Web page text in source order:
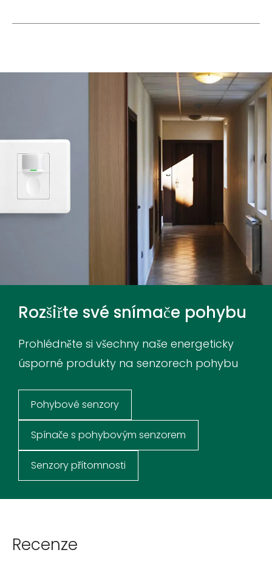
Rozšiřte své snímače pohybu
Prohlédněte si všechny naše energeticky
úsporné produkty na senzorech pohybu
Pohybové senzory
Spínače s pohybovým senzorem
Senzory přítomnosti
Recenze